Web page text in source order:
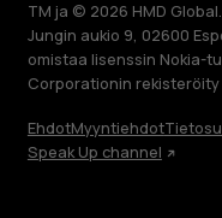
TM ja © 2026 HMD
Jungin aukio 9, 02600
omistaa lisenssin Nokia-
Corporationin rekisteröity
EhdotMyyntiehdot
Speak Up channel